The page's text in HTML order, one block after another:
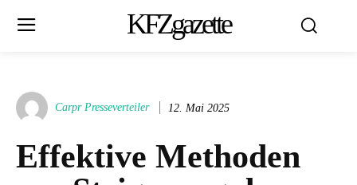
KFZgazette
Carpr Presseverteiler 12. Mai 2025
Effektive Methoden